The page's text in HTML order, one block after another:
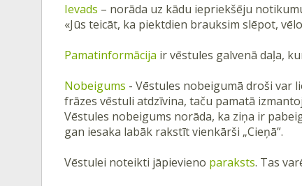
Ievads – norāda uz kādu iepriekšēju
«Jūs teicāt, ka piektdien brauksim slēpot,
Pamatinformācija ir vēstules galvenā daļa,
Nobeigums - Vēstules nobeigumā droši var
frāzes vēstuli atdzīvina, taču pamatā
Vēstules nobeigums norāda, ka ziņa ir
gan iesaka labāk rakstīt vienkārši „Cieņā”.
Vēstulei noteikti jāpievieno paraksts. Tas